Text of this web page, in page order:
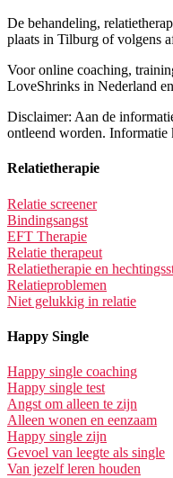
De behandeling,
plaats in Tilburg of volgens
Voor online coaching,
LoveShrinks in Nederland
Disclaimer: Aan de
ontleend worden. Informatie
Relatietherapie
Relatie screener
Bindingsangst
EFT Therapie
Relatie therapeut
Relatietherapie en
Relatieproblemen
Niet gelukkig in relatie
Happy Single
Happy single coaching
Happy single test
Angst om alleen te zijn
Alleen wonen en eenzaam
Happy single zijn
Gevoel van leegte als single
Van jezelf leren houden